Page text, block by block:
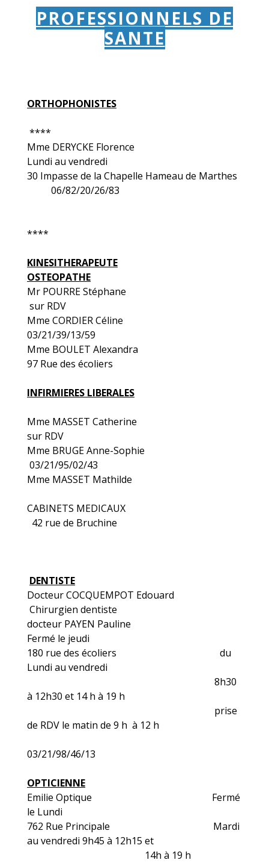
PROFESSIONNELS DE
SANTE
ORTHOPHONISTES
****
Mme DERYCKE Florence
Lundi au vendredi
30 Impasse de la Chapelle Hameau de Marthes
06/82/20/26/83
****
KINESITHERAPEUTE
OSTEOPATHE
Mr POURRE Stéphane
sur RDV
Mme CORDIER Céline
03/21/39/13/59
Mme BOULET Alexandra
97 Rue des écoliers
INFIRMIERES LIBERALES
Mme MASSET Catherine
sur RDV
Mme BRUGE Anne-Sophie
03/21/95/02/43
Mme MASSET Mathilde
CABINETS MEDICAUX
42 rue de Bruchine
DENTISTE
Docteur COCQUEMPOT Edouard
Chirurgien dentiste
docteur PAYEN Pauline
Fermé le jeudi
180 rue des écoliers du
Lundi au vendredi
8h30
à 12h30 et 14 h à 19 h
prise
de RDV le matin de 9 h à 12 h
03/21/98/46/13
OPTICIENNE
Emilie Optique Fermé
le Lundi
762 Rue Principale Mardi
au vendredi 9h45 à 12h15 et
14h à 19 h